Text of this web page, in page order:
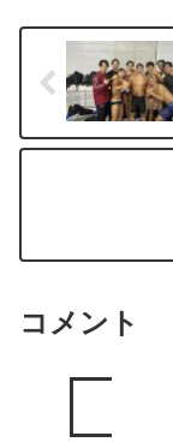
コメント